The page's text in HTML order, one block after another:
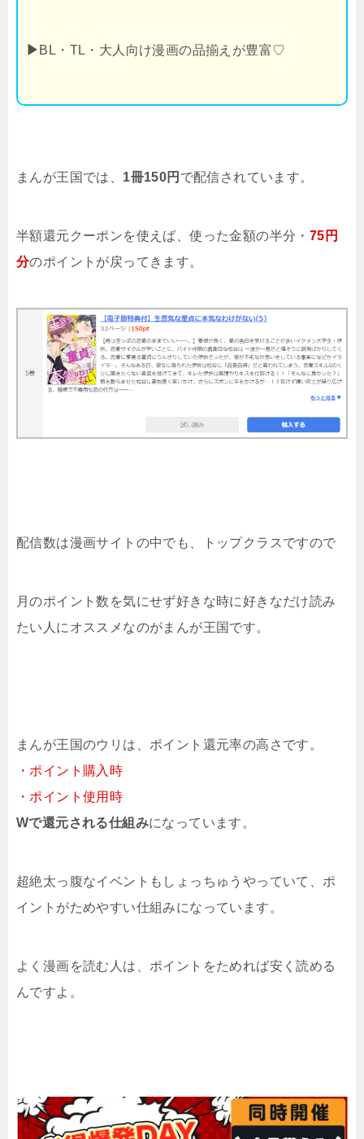
▶ BL・TL・大人向け漫画の品揃えが豊富♡
まんが王国では、 1冊150円 で配信されています。
半額還元クーポンを使えば、使った金額の半分・ 75円
分のポイントが戻ってきます。
配信数は漫画サイトの中でも、トップクラスですので
月のポイント数を気にせず好きな時に好きなだけ読み
たい人にオススメなのがまんが王国です。
まんが王国のウリは、ポイント還元率の高さです。
・ポイント購入時
・ポイント使用時
Wで還元される仕組みになっています。
超絶太っ腹なイベントもしょっちゅうやっていて、ポ
イントがためやすい仕組みになっています。
よく漫画を読む人は、ポイントをためれば安く読める
んですよ。